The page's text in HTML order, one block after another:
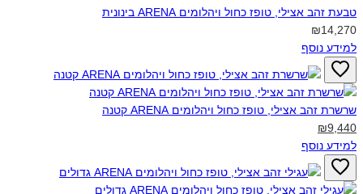
טבעת זהב אצילי, טופז כחול ויהלומים ARENA בינונית‎
₪14,270
למידע נוסף
שרשרת זהב אצילי, טופז כחול ויהלומים ARENA קטנה‎
₪9,440
למידע נוסף